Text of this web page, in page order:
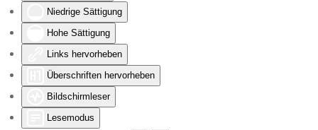
Niedrige Sättigung
Hohe Sättigung
Links hervorheben
Überschriften hervorheben
Bildschirmleser
Lesemodus